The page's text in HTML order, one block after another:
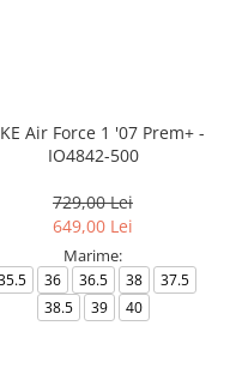
Air Force 1 '07 Prem+ -
IO4842-500
729,00 Lei
649,00 Lei
Marime:
36 36.5 38
37.5
38.5
39 40